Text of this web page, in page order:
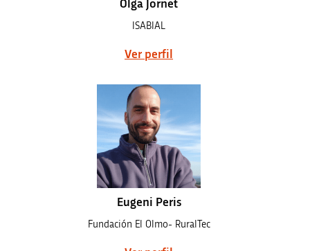
Olga Jornet
ISABIAL
Ver perfil
Eugeni Peris
Fundación El Olmo- RuralTec